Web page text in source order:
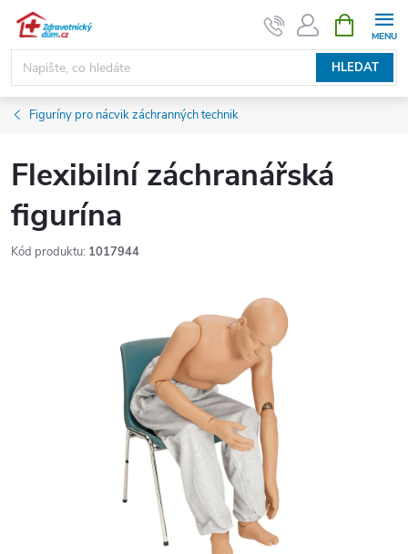
Přejít
obsah
HLEDAT
NÁKUPNÍ
KOŠÍK
Figuríny pro nácvik záchranných technik
Flexibilní záchranářská
figurína
Kód produktu: 1017944